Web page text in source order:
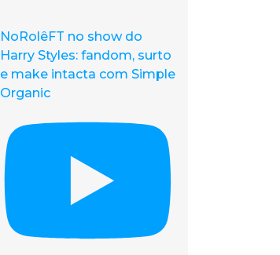
NoRolêFT no show do
Harry Styles: fandom, surto
e make intacta com Simple
Organic